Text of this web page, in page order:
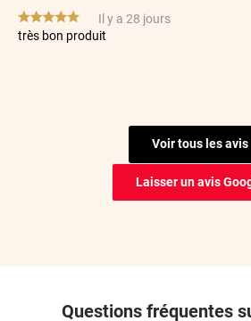
*****
très bon produit
Il y a 28 jours
Filme de tres bonne qualité et coupe
Il y a 69 jours
Voir tous les avis
Laisser un avis
Questions fréquentes